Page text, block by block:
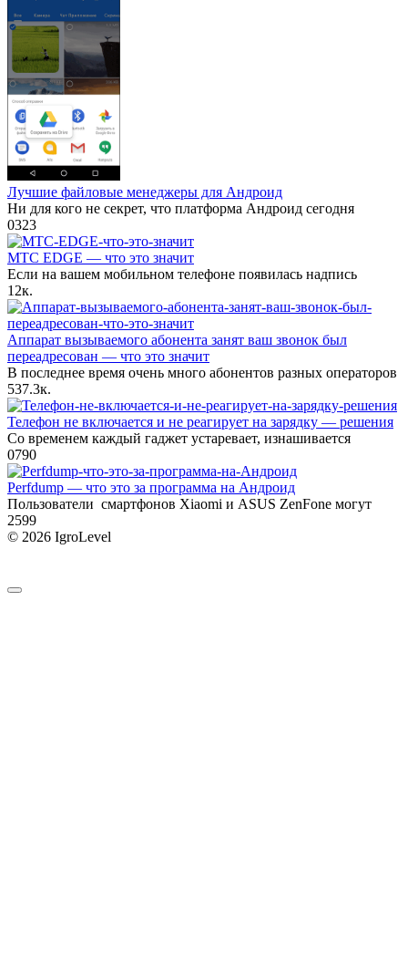
Лучшие файловые менеджеры для Андроид
Ни для кого не секрет, что платформа Андроид сегодня
0323
МТС EDGE — что это значит
Если на вашем мобильном телефоне появилась надпись
1 2к.
Аппарат вызываемого абонента занят ваш звонок был
переадресован — что это значит
В последнее время очень много абонентов разных операторов
537.3к.
Телефон не включается и не реагирует на зарядку — решения
Со временем каждый гаджет устаревает, изнашивается
0790
Perfdump — что это за программа на Андроид
Пользователи смартфонов Xiaomi и ASUS ZenFone могут
2599
© 2026 IgroLevel